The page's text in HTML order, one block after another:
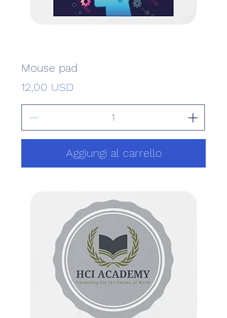
Mouse pad
Prezzo
12,00 USD
Aggiungi al carrello